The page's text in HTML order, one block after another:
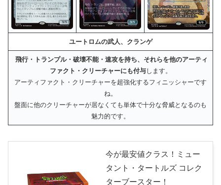
ユートロムの武人、クランゲ
飛行・トランプル・破壊不能・速攻を持ち、それらを他のアーティ
ファクト・クリーチャーにも付与します。
アーティファクト・クリーチャーを超強化するフィニッシャーです
ね。
盤面に他のクリーチャーが居なくても単体で十分な脅威となるのも
魅力的です。
今が最安値クラス！ミュー
タント・タートルズ コレク
ターブースター！